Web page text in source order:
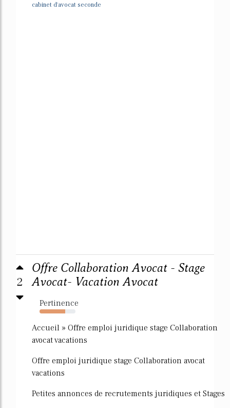
cabinet d'avocat seconde
2
Offre Collaboration Avocat - Stage
Avocat- Vacation Avocat
Pertinence
72%
Accueil » Offre emploi juridique stage Collaboration
avocat vacations
Offre emploi juridique stage Collaboration avocat
vacations
Petites annonces de recrutements juridiques et Stages